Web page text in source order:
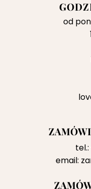
od
tel.:
email: